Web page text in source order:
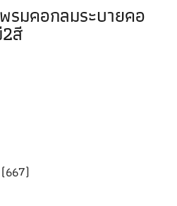
รมคอกลมระบายคอ
สี
(667)